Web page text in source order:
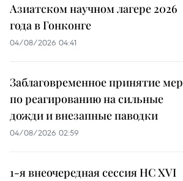
Азиатском научном лагере 2026
года в Гонконге
04/08/2026 04:41
Заблаговременное принятие мер
по реагированию на сильные
дожди и внезапные паводки
04/08/2026 02:59
1-я внеочередная сессия НС XVI